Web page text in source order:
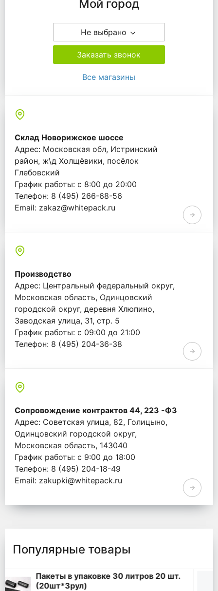
Мой город
Не выбрано
Заказать звонок
Все магазины
Склад Новорижское шоссе
Адрес: Московская обл, Истринский
район, ж\д Холщёвики, посёлок
Глебовский
График работы: с 8:00 до 20:00
Телефон: 8 (495) 266-68-56
Email: zakaz@whitepack.ru
Производство
Адрес: Центральный федеральный округ,
Московская область, Одинцовский
городской округ, деревня Хлюпино,
Заводская улица, 31, стр. 5
График работы: с 09:00 до 21:00
Телефон: 8 (495) 204-36-38
Сопровождение контрактов 44, 223 -ФЗ
Адрес: Советская улица, 82, Голицыно,
Одинцовский городской округ,
Московская область, 143040
График работы: с 9:00 до 18:00
Телефон: 8 (495) 204-18-49
Email: zakupki@whitepack.ru
Популярные товары
Мешки для мусора 360 литров ПВД
черные 120*140, 200 шт. (50 шт * 4